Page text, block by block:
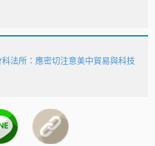
法所：應密切注意美中貿易與科技